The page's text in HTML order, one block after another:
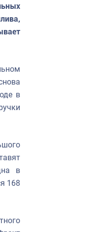
в
в
168